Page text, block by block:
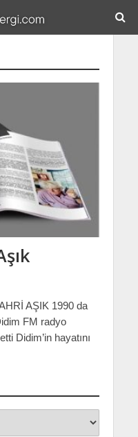
AŞIK 1990 da
FM radyo
Didim’in hayatını